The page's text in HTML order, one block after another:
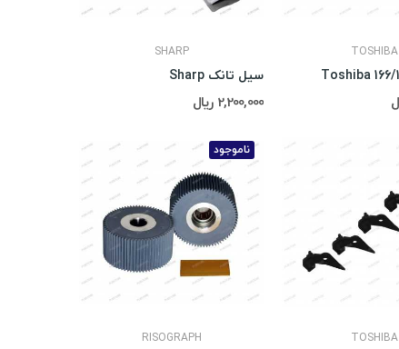
TOSHIBA
SHARP
سیل تانک Sharp
2,200,000 ریال
TOSHIBA
ناموجود
RISOGRAPH